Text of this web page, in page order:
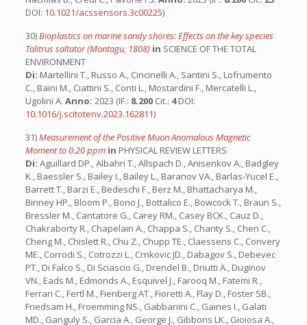
DOI: 10.1021/acssensors.3c00225)
30)Bioplastics on marine sandy shores: Effects on the key species
Talitrus saltator (Montagu, 1808) in SCIENCE OF THE TOTAL
ENVIRONMENT
Di: Martellini T., Russo A., Cincinelli A., Santini S., Lofrumento
C., Baini M., Ciattini S., Conti L., Mostardini F., Mercatelli L.,
Ugolini A. Anno: 2023 (IF.: 8.200 Cit.: 4DOI:
10.1016/j.scitotenv.2023.162811)
31)Measurement of the Positive Muon Anomalous Magnetic
Moment to 0.20 ppm in PHYSICAL REVIEW LETTERS
Di: Aguillard DP., Albahri T., Allspach D., Anisenkov A., Badgley
K., Baessler S., Bailey I., Bailey L., Baranov VA., Barlas-Yucel E.,
Barrett T., Barzi E., Bedeschi F., Berz M., Bhattacharya M.,
Binney HP., Bloom P., Bono J., Bottalico E., Bowcock T., Braun S.,
Bressler M., Cantatore G., Carey RM., Casey BCK., Cauz D.,
Chakraborty R., Chapelain A., Chappa S., Charity S., Chen C.,
Cheng M., Chislett R., Chu Z., Chupp TE., Claessens C., Convery
ME., Corrodi S., Cotrozzi L., Crnkovic JD., Dabagov S., Debevec
PT., Di Falco S., Di Sciascio G., Drendel B., Driutti A., Duginov
VN., Eads M., Edmonds A., Esquivel J., Farooq M., Fatemi R.,
Ferrari C., Fertl M., Fienberg AT., Fioretti A., Flay D., Foster SB.,
Friedsam H., Froemming NS., Gabbanini C., Gaines I., Galati
MD., Ganguly S., Garcia A., George J., Gibbons LK., Gioiosa A.,